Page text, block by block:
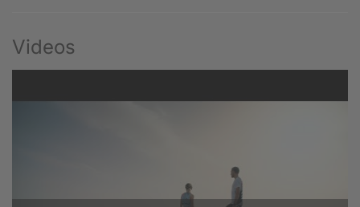
Videos